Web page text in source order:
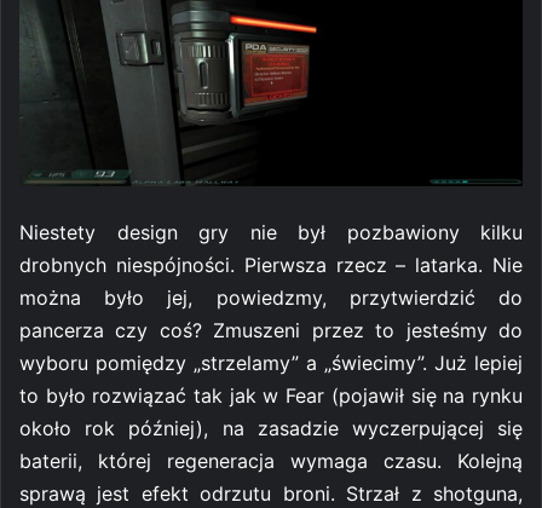
Niestety design gry nie był pozbawiony kilku
drobnych niespójności. Pierwsza rzecz – latarka. Nie
można było jej, powiedzmy, przytwierdzić do
pancerza czy coś? Zmuszeni przez to jesteśmy do
wyboru pomiędzy „strzelamy” a „świecimy”. Już lepiej
to było rozwiązać tak jak w Fear (pojawił się na rynku
około rok później), na zasadzie wyczerpującej się
baterii, której regeneracja wymaga czasu. Kolejną
sprawą jest efekt odrzutu broni. Strzał z shotguna,